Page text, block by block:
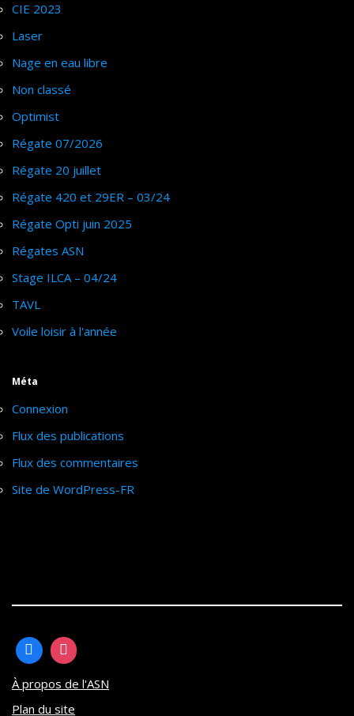
CIE 2023
Laser
Nage en eau libre
Non classé
Optimist
Régate 07/2026
Régate 20 juillet
Régate 420 et 29ER – 03/24
Régate Opti juin 2025
Régates ASN
Stage ILCA – 04/24
TAVL
Voile loisir à l'année
Méta
Connexion
Flux des publications
Flux des commentaires
Site de WordPress-FR
À propos de l'ASN
Plan du site